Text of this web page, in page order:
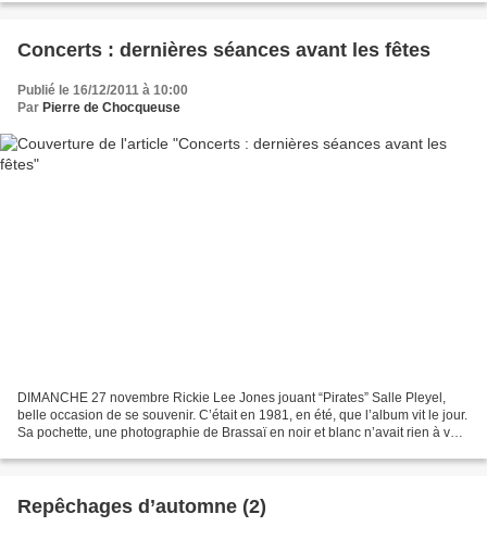
Concerts : dernières séances avant les fêtes
Publié le 16/12/2011 à 10:00
Par Pierre de Chocqueuse
DIMANCHE 27 novembre Rickie Lee Jones jouant “Pirates” Salle Pleyel,
belle occasion de se souvenir. C’était en 1981, en été, que l’album vit le jour.
Sa pochette, une photographie de Brassaï en noir et blanc n’avait rien à voir
Repêchages d’automne (2)